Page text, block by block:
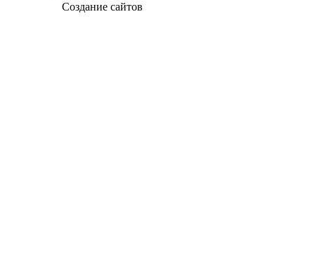
Создание сайтов